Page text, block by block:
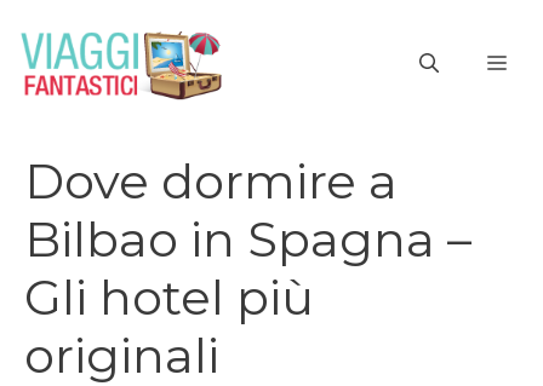
contenuto
Dove dormire a
Bilbao in Spagna –
Gli hotel più
originali